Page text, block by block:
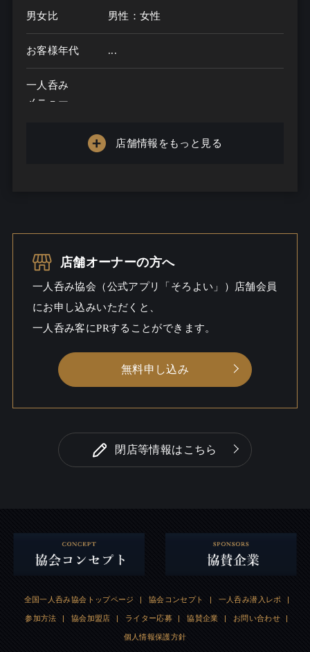
男女比 男性：女性
お客様年代 ...
一人呑み
メニュー
シーン
店舗情報をもっと見る
店舗オーナーの方へ
一人呑み協会（公式アプリ「そろよい」）店舗会員
にお申し込みいただくと、
一人呑み客にPRすることができます。
無料申し込み
閉店等情報はこちら
全国一人呑み協会トップページ | 協会コンセプト | 一人呑み潜入レポ |
参加方法 | 協会加盟店 | ライター応募 | 協賛企業 | お問い合わせ |
個人情報保護方針